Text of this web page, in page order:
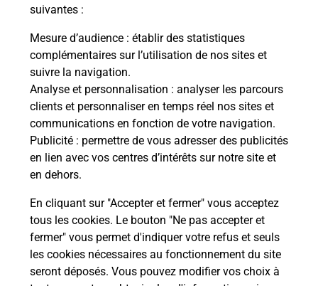
suivantes :
Mesure d’audience : établir des statistiques
complémentaires sur l’utilisation de nos sites et
suivre la navigation.
Analyse et personnalisation : analyser les parcours
clients et personnaliser en temps réel nos sites et
communications en fonction de votre navigation.
Publicité : permettre de vous adresser des publicités
en lien avec vos centres d’intérêts sur notre site et
en dehors.
En cliquant sur "Accepter et fermer" vous acceptez
tous les cookies. Le bouton "Ne pas accepter et
fermer" vous permet d'indiquer votre refus et seuls
les cookies nécessaires au fonctionnement du site
seront déposés. Vous pouvez modifier vos choix à
La Poste
en ligne
Ouvert 24h/24
En savoir plus
CONSIGNE PICKUP LECLERC DRIVE CRAON